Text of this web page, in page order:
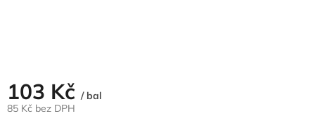
103 Kč / bal
85 Kč bez DPH